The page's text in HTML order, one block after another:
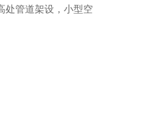
处管道架设，小型空